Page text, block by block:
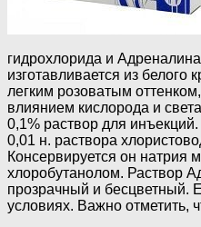
гидрохлорида и
изготавливается из белого
легким розоватым
влиянием кислорода и
0,1% раствор для
0,01 н. раствора
Консервируется он натрия
хлоробутанолом. Раствор
прозрачный и бесцветный.
условиях. Важно отметить,